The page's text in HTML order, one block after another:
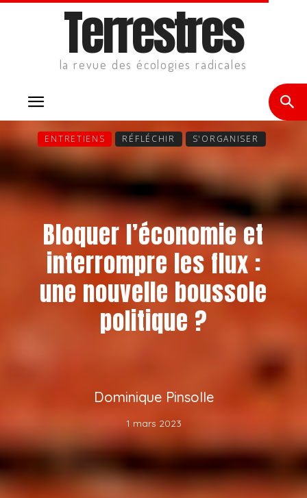
Terrestres
la revue des écologies radicales
ENTRETIENS RÉFLÉCHIR S'ORGANISER
Bloquer l’économie et
interrompre les flux :
une nouvelle boussole
politique ?
Dominique Pinsolle
1 mars 2023